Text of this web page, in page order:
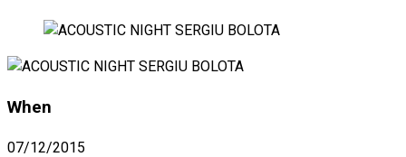
When
07/12/2015